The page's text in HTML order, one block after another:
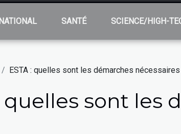
SANTÉ SCIENCE/HIGH-
ESTA : quelles sont les démarches nécessaires
quelles sont les